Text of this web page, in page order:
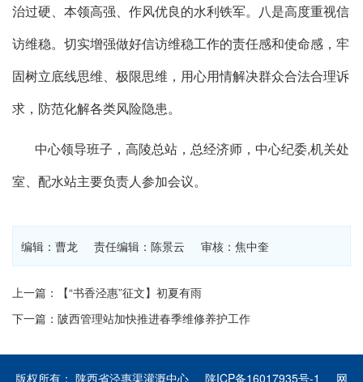
治过硬、本领高强、作风优良的水利铁军。八是高度重视信
访维稳。切实增强做好信访维稳工作的责任感和使命感，牢
固树立底线思维、极限思维，用心用情解决群众合法合理诉
求，防范化解各类风险隐患。
中心领导班子，高陵总站，总经济师，中心纪委,机关处
室、配水站主要负责人参加会议。
编辑：曹龙 责任编辑：陈景云 审核：焦中奎
上一篇：【“书香泾惠”征文】初夏有雨
下一篇：陂西管理站加快推进春季维修养护工作
版权所有： 陕西省泾惠渠灌溉中心 陕ICP备16017935号-1 网